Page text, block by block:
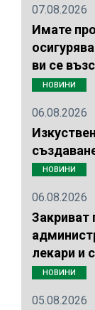
07.08.2026
Имате
ви се
НОВИНИ
06.08.2026
НОВИНИ
06.08.2026
Закриват
лекари и
НОВИНИ
05.08.2026